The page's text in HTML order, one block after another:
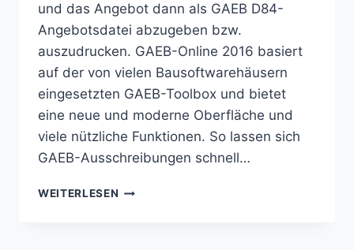
und das Angebot dann als GAEB D84-
Angebotsdatei abzugeben bzw.
auszudrucken. GAEB-Online 2016 basiert
auf der von vielen Bausoftwarehäusern
eingesetzten GAEB-Toolbox und bietet
eine neue und moderne Oberfläche und
viele nützliche Funktionen. So lassen sich
GAEB-Ausschreibungen schnell…
WEITERLESEN WAS